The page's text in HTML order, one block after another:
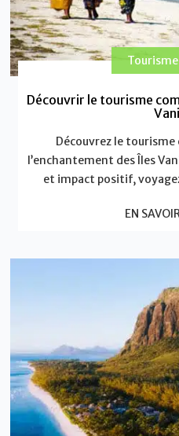
Découvrir le tourisme
Découvrez le
l’enchantement des Îles
et impact positif,
EN